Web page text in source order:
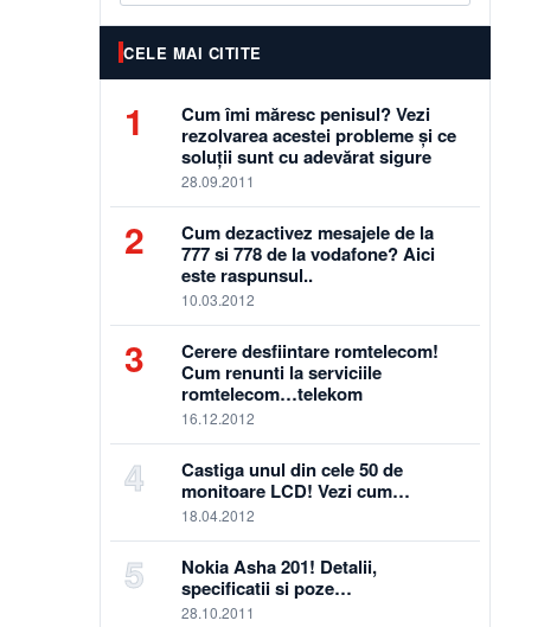
CELE MAI CITITE
1
Cum îmi măresc penisul? Vezi
rezolvarea acestei probleme și ce
soluții sunt cu adevărat sigure
28.09.2011
2
Cum dezactivez mesajele de la
777 si 778 de la vodafone? Aici
este raspunsul..
10.03.2012
3
Cerere desfiintare romtelecom!
Cum renunti la serviciile
romtelecom…telekom
16.12.2012
4
Castiga unul din cele 50 de
monitoare LCD! Vezi cum…
18.04.2012
5
Nokia Asha 201! Detalii,
specificatii si poze…
28.10.2011